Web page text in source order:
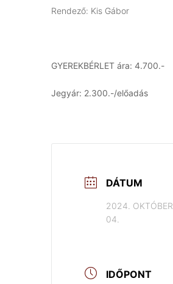
Rendező: Kis Gábor
GYEREKBÉRLET ára: 4.700.-
Jegyár: 2.300.-/előadás
DÁTUM
2024. OKTÓBER
04.
IDŐPONT